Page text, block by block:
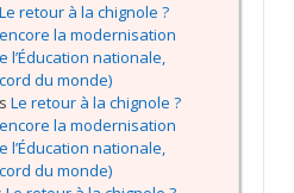
Le retour à la chignole ?
la modernisation
l’Éducation nationale,
du monde)
Le retour à la chignole ?
la modernisation
l’Éducation nationale,
du monde)